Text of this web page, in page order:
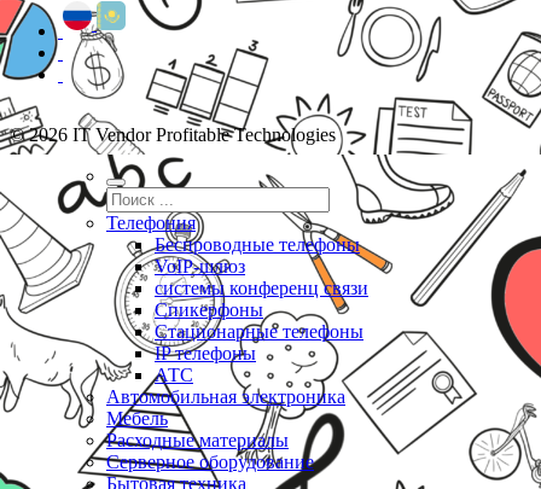
© 2026 IT Vendor Profitable Technologies
Телефония
Беспроводные телефоны
VoIP-шлюз
системы конференц связи
Спикерфоны
Стационарные телефоны
IP телефоны
АТС
Автомобильная электроника
Мебель
Расходные материалы
Серверное оборудование
Бытовая техника